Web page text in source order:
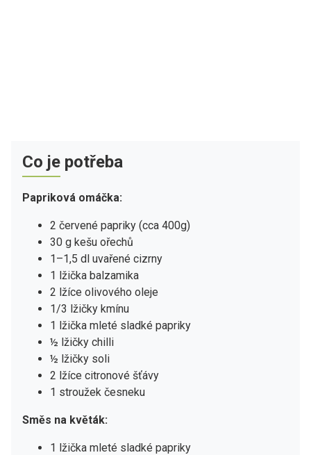
Co je potřeba
Papriková omáčka:
2 červené papriky (cca 400g)
30 g kešu ořechů
1–1,5 dl uvařené cizrny
1 lžička balzamika
2 lžíce olivového oleje
1/3 lžičky kmínu
1 lžička mleté sladké papriky
½ lžičky chilli
½ lžičky soli
2 lžíce citronové šťávy
1 stroužek česneku
Směs na květák:
1 lžička mleté sladké papriky